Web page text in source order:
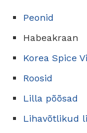
Peonid
Habeakraan
Korea Spice
Roosid
Lilla põõsad
Lihavõtlikud